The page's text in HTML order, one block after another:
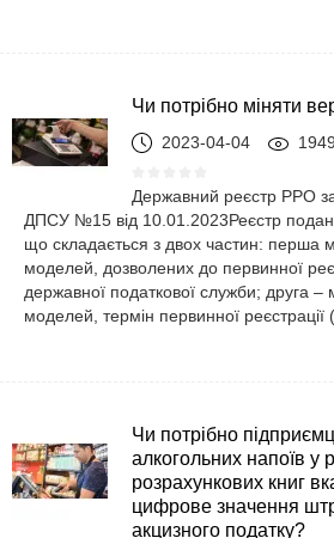
Чи потрібно міняти
2023-04-04 1949
Державний реєстр РРО
ДПСУ №15 від 10.01.2023Реєстр подано
що складається з двох частин: перша
моделей, дозволених до первинної
державної податкової служби; друга –
моделей, термін первинної реєстрації
Чи потрібно
алкогольних напоїв у
розрахункових книг
цифрове значення
акцизного податку?